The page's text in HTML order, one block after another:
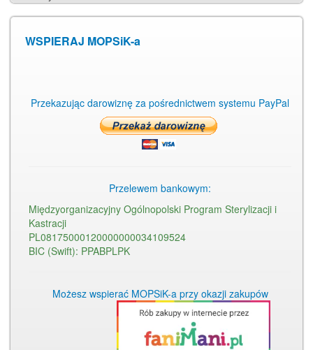
WSPIERAJ MOPSiK-a
Przekazując darowiznę za pośrednictwem systemu PayPal
Przelewem bankowym:
Międzyorganizacyjny Ogólnopolski Program Sterylizacji i
Kastracji
PL08175000120000000034109524
BIC (Swift): PPABPLPK
Możesz wspierać MOPSiK-a przy okazji zakupów